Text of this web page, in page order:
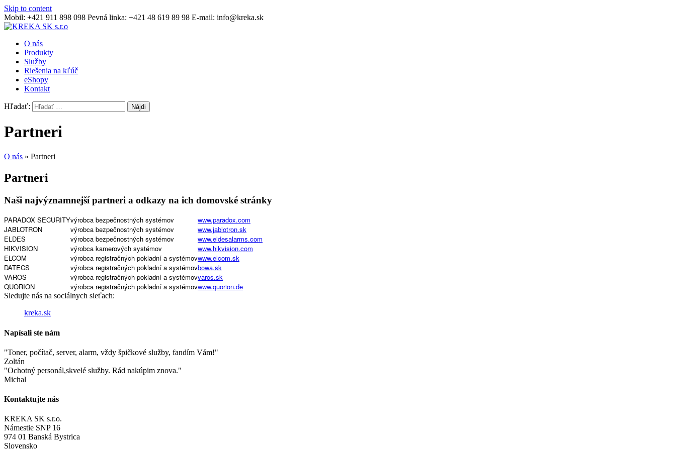
Skip to content
KREKA SK s.r.o
Mobil: +421 911 898 098 Pevná linka: +421 48 619 89 98 E-mail: info@kreka.sk
O nás
Produkty
Služby
Riešenia na kľúč
eShopy
Kontakt
Hľadať:
Partneri
O nás » Partneri
Partneri
Naši najvýznamnejší partneri a odkazy na ich domovské stránky
PARADOX SECURITYvýrobca bezpečnostných systémov
www.paradox.com
JABLOTRON
výrobca bezpečnostných systémov
www.jablotron.sk
ELDES
výrobca bezpečnostných systémov
www.eldesalarms.com
HIKVISION
výrobca kamerových systémov
www.hikvision.com
ELCOM
výrobca registračných pokladní a systémovwww.elcom.sk
DATECS
výrobca registračných pokladní a systémovbowa.sk
VAROS
výrobca registračných pokladní a systémovvaros.sk
QUORION
výrobca registračných pokladní a systémovwww.quorion.de
Sledujte nás na sociálnych sieťach:
kreka.sk
Napísali ste nám
Toner, počítač, server, alarm, vždy špičkové služby, fandím Vám!
Zoltán
Ochotný personál,skvelé služby. Rád nakúpim znova.
Michal
Kontaktujte nás
KREKA SK s.r.o.
Námestie SNP 16
974 01 Banská Bystrica
Slovensko